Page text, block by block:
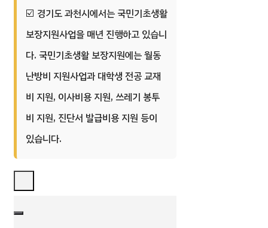
경기도 과천시에서는 국민기초생활
보장지원사업을 매년 진행하고 있습니
다. 국민기초생활 보장지원에는 월동
난방비 지원사업과 대학생 전공 교재
비 지원, 이사비용 지원, 쓰레기 봉투
비 지원, 진단서 발급비용 지원 등이
있습니다.